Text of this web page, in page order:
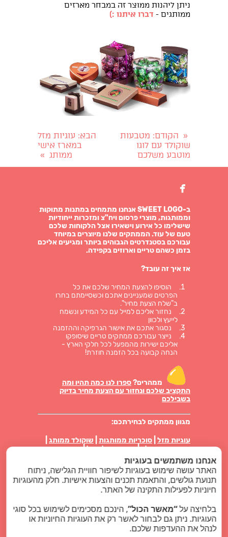
ניתן ליהנות ממוצר זה במבחר מארזים
ממותגים - דברו איתנו :)
« הקודם: מטבעות
שוקולד עם לוגו
מוטבע משלכם
הבא: עוגיות מזל
במארז אישי
ממותג
»

ב-SWEET LOGO אנחנו מתמחים במתנות מתוקות
וממותגות, מוצרי פרסום ויח"צ ומזכרות ייחודיות
שישלימו כל אירוע וישאירו אצל הלקוחות שלכם
טעם של עוד. הממתקים שלנו מיוצרים במיוחד
עבורכם בסטנדרטים הגבוהים ביותר ומגיעים אליכם
בזמן כשהם טריים וארוזים בקפידה.
אז איך זה עובד?
הוסיפו להצעת המחיר שלכם את כל
הפרטים שמעניינים אתכם וכשסיימתם בחרו
ב"שלח הצעת מחיר".
נחזור אליכם למייל עם כל המידע ונשמח
לייעץ ולכוון
נסגור אתכם את אישור הגרפיקה וההזמנה
נייצר עבורכם ממתקים טריים שיסופקו
אליכם ישירות מהמפעל לכל חלקי הארץ -
הנחה קבועה בכל הזמנה חוזרת!
ממהרים?ספרו לנו כמה תהיו ומה
התקציב שלכם ונחזור עם הצעת מחיר בדיוק
בשבילכם
מגוון ממתקים לבחירתכם:
עוגיות מזל סוכריות ממותגות שוקולד ממותג
מטבעות שוקולד|סוכריות על מקל|סוכריות
טיקטק ממותגות|פרלינים באריזה אישית
ביסקוויט באריזה|מארזי ממתקים נשיקות מרנג
סוויט לוגו בלוג
כל הזכויות שמורות - סוויט לוגו ממתקים ממותגים
2024 |
קידום אתרים
אנחנו משתמשים בעוגיות
האתר עושה שימוש בעוגיות לשיפור חוויית הגלישה, ניתוח
תנועת גולשים, והתאמת תכנים והצעות אישיות. חלק מהעוגיות
חיוניות לפעילות התקינה של האתר.
בלחיצה על“מאשר הכול”, הינכם מסכימים לשימוש בכל סוגי
העוגיות. ניתן גם לבחור לאשר רק את העוגיות החיוניות או
לנהל את ההעדפות שלכם.